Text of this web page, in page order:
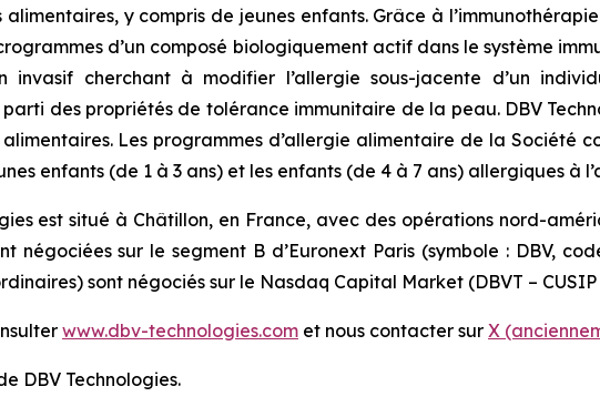
y compris de jeunes enfants. Grâce à
d’un composé biologiquement actif dans le système
invasif cherchant à modifier l’allergie sous-jacente d’un
des propriétés de tolérance immunitaire de la peau. DBV
Les programmes d’allergie alimentaire de la Société
enfants (de 1 à 3 ans) et les enfants (de 4 à 7 ans) allergiques à
est situé à Châtillon, en France, avec des opérations nord-
négociées sur le segment B d’Euronext Paris (symbole : DBV,
sont négociés sur le Nasdaq Capital Market (DBVT – CUSIP
www.dbv-technologies.com et nous contacter sur X
DBV Technologies.